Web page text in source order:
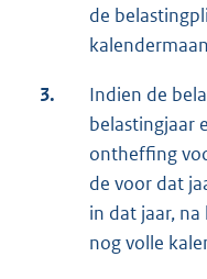
de
3.
Indien de
belastingjaar
ontheffing
de voor dat
in dat jaar,
nog volle